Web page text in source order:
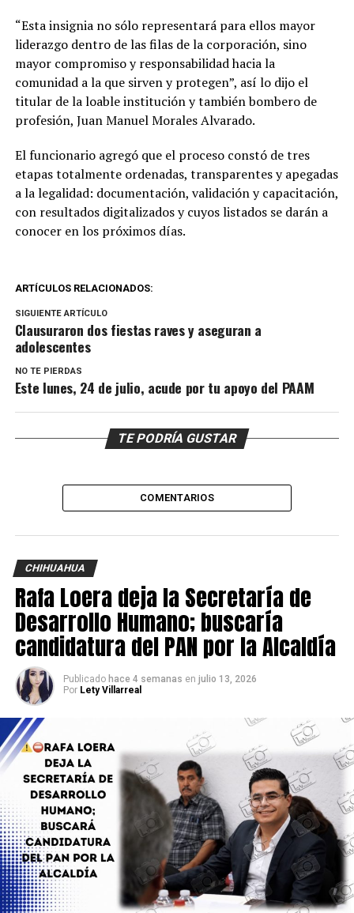
“Esta insignia no sólo representará para ellos mayor
liderazgo dentro de las filas de la corporación, sino
mayor compromiso y responsabilidad hacia la
comunidad a la que sirven y protegen”, así lo dijo el
titular de la loable institución y también bombero de
profesión, Juan Manuel Morales Alvarado.
El funcionario agregó que el proceso constó de tres
etapas totalmente ordenadas, transparentes y apegadas
a la legalidad: documentación, validación y capacitación,
con resultados digitalizados y cuyos listados se darán a
conocer en los próximos días.
ARTÍCULOS RELACIONADOS:
SIGUIENTE ARTÍCULO
Clausuraron dos fiestas raves y aseguran a
adolescentes
NO TE PIERDAS
Este lunes, 24 de julio, acude por tu apoyo del PAAM
TE PODRÍA GUSTAR
COMENTARIOS
CHIHUAHUA
Rafa Loera deja la Secretaría de
Desarrollo Humano; buscaría
candidatura del PAN por la Alcaldía
Publicado hace 4 semanas en julio 13, 2026
Por Lety Villarreal